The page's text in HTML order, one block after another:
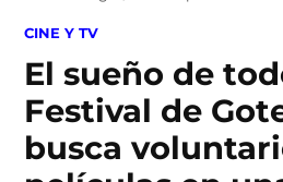
POSTED
CINE Y TV
El sueño de
Festival de
busca